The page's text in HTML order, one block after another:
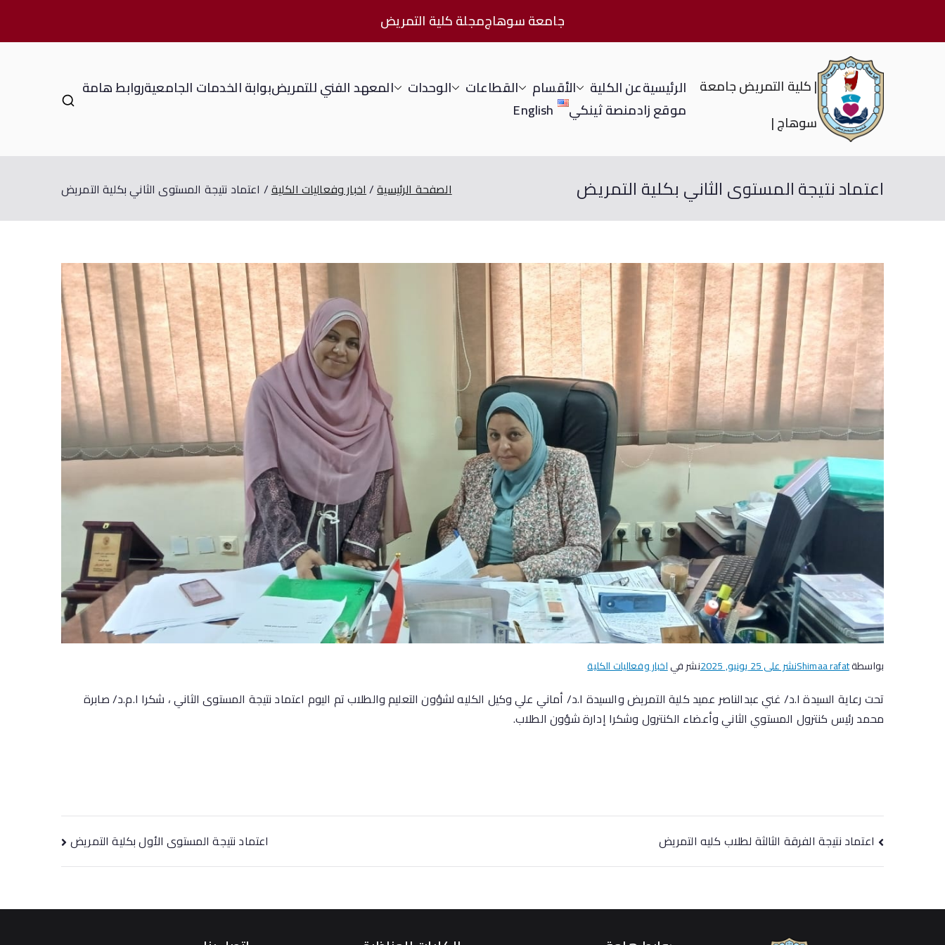
جامعة سوهاجمجلة كلية التمريض
| كلية التمريض جامعة
سوهاج |
الرئيسيةعن الكلية الأقسام القطاعات الوحدات المعهد الفني للتمريضبوابة الخدمات الجامعيةروابط هامة
موقع زادمنصة ثينكي English
اعتماد نتيجة المستوى الثاني بكلية التمريض الصفحة الرئيسية اخبار وفعاليات الكلية اعتماد نتيجة المستوى الثاني بكلية التمريض
بواسطةShimaa rafatنشر على25 يونيو, 2025 نشر فياخبار وفعاليات الكلية
تحت رعاية السيدة ا.د/ غني عبدالناصر عميد كلية التمريض والسيدة ا.د/ أماني علي وكيل الكليه لشؤون التعليم والطلاب تم اليوم اعتماد نتيجة المستوى الثاني ، شكرا ا.م.د/ صابرة
محمد رئيس كنترول المستوي الثاني وأعضاء الكنترول وشكرا إدارة شؤون الطلاب.
اعتماد نتيجة الفرقة الثالثة لطلاب كليه التمريض اعتماد نتيجة المستوى الأول بكلية التمريض